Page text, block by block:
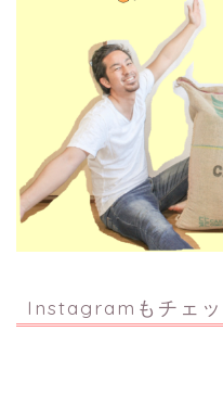
Instagramもチェ